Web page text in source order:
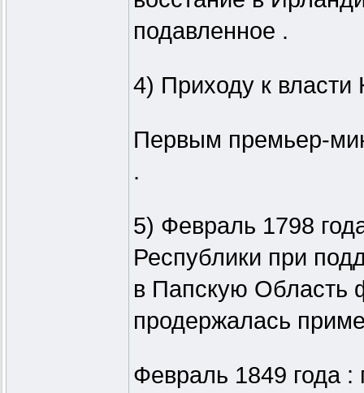
подавленное .
4) Приходу к
Первым премьер-
.
5) Февраль 1798
Республики при
в Папскую Область
продержалась
Февраль 1849 года